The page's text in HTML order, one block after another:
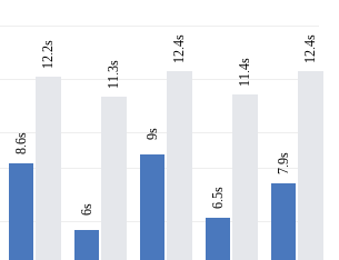
8.6s
12.2s
6s
11.3s
9s
12.4s
6.5s
11.4s
7.9s
12.4s